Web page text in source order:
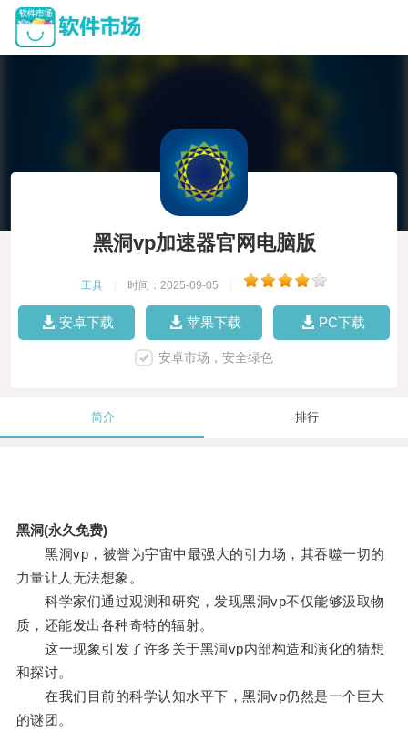
黑洞vp加速器官网电脑版
工具 时间：2025-09-05
安卓下载 苹果下载 PC下载
安卓市场，安全绿色
简介 排行
黑洞(永久免费)
黑洞vp，被誉为宇宙中最强大的引力场，其吞噬一切的
力量让人无法想象。
科学家们通过观测和研究，发现黑洞vp不仅能够汲取物
质，还能发出各种奇特的辐射。
这一现象引发了许多关于黑洞vp内部构造和演化的猜想
和探讨。
在我们目前的科学认知水平下，黑洞vp仍然是一个巨大
的谜团。